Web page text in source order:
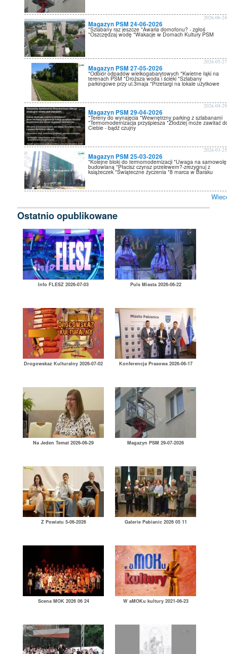
Magazyn PSM 24-06-2026
2026-06-24
*Szlabany raz jeszcze *Awaria domofonu? - zgłoś
*Oszczędzaj wodę *Wakacje w Domach Kultury PSM
Magazyn PSM 27-05-2026
2026-05-27
*Odbiór odpadów wielkogabarytowych *Kwietne łąki na
terenach PSM *Droższa woda i ścieki *Szlabany
parkingowe przy ul.3maja *Przetargi na lokale użytkowe
Magazyn PSM 29-04-2026
2026-04-29
*Tereny do wynajęcia *Wewnętrzny parking z szlabanami
*Termomodernizacja przyśpiesza *Złodziej może zawitać
Ciebie - bądź czujny
Magazyn PSM 25-03-2026
2026-03-25
*Kolejne bloki do termomodernizacji *Uwaga na samowolę
budowlaną *Płacisz czynsz przelewem?-zrezygnuj z
książeczek *Świąteczne życzenia *8 marca w Baraku
Ostatnio opublikowane
Info FLESZ 2026-07-03 Puls Miasta 2026-06-22
Drogowskaz Kulturalny 2026-07-02 Konferencja Prasowa 2026-06-17
Na Jeden Temat 2026-06-29 Magazyn PSM 29-07-2026
Z Powiatu 5-06-2026 Galerie Pabianic 2026 05 11
Scena MOK 2026 06 24 W aMOKu kultury 2021-06-23